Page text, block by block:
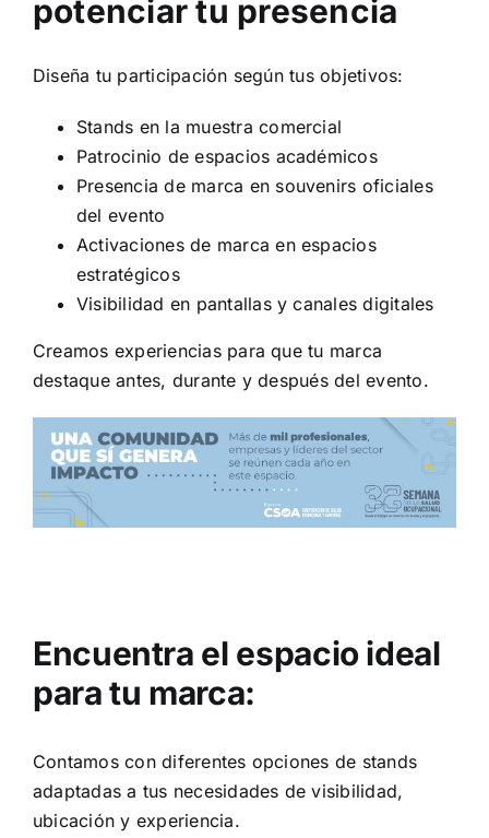
potenciar tu presencia
Diseña tu participación según tus objetivos:
Stands en la muestra comercial
Patrocinio de espacios académicos
Presencia de marca en souvenirs oficiales
del evento
Activaciones de marca en espacios
estratégicos
Visibilidad en pantallas y canales digitales
Creamos experiencias para que tu marca
destaque antes, durante y después del evento.
Encuentra el espacio ideal
para tu marca:
Contamos con diferentes opciones de stands
adaptadas a tus necesidades de visibilidad,
ubicación y experiencia.